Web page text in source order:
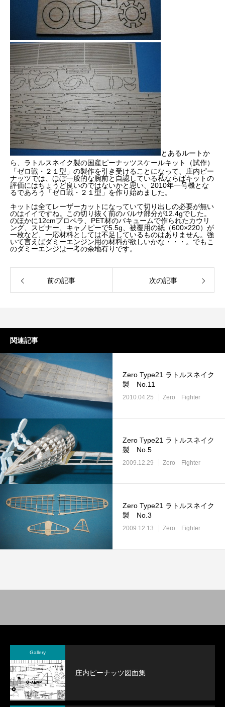
とあるルートか
ら、 ラトルスネイク製の国産ピーナッツスケールキット（試作）
「ゼロ戦・２１型」の製作を引き受けることになって、庄内ピー
ナッツでは、ほぼ一般的な腕前と自認している私ならばキットの
評価にはちょうど良いのではないかと思い、2010年一号機とな
るであろう「ゼロ戦・２１型」を作り始めました。
キットは全てレーザーカットになっていて切り出しの必要が無い
のはイイですね。この切り抜く前のバルサ部分が12.4gでした。
のほかに12cmプロペラ、PET材のバキュームで作られたカウリ
ング、スピナー、キャノピーで5.5g、被覆用の紙（600×220）が
一枚など、一応材料としては不足しているものはありません。強
いて言えばダミーエンジン用の材料が欲しいかな・・・。でもこ
のダミーエンジは一考の余地有りです。
前の記事 次の記事
関連記事
Zero Type21 ラトルスネイク
製 No.11
2010.04.25 Zero Fighter
Zero Type21 ラトルスネイク
製 No.5
2009.12.29 Zero Fighter
Zero Type21 ラトルスネイク
製 No.3
2009.12.13 Zero Fighter
Gallery
庄内ピーナッツ図面集